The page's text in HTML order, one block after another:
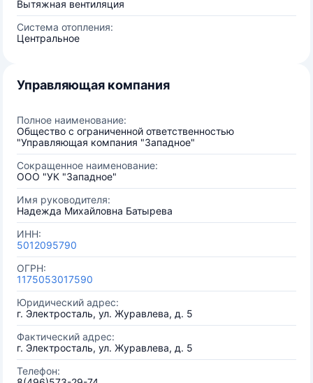
Вытяжная вентиляция
Система отопления:
Центральное
Управляющая компания
Полное наименование:
Общество с ограниченной ответственностью
"Управляющая компания "Западное"
Сокращенное наименование:
ООО "УК "Западное"
Имя руководителя:
Надежда Михайловна Батырева
ИНН:
5012095790
ОГРН:
1175053017590
Юридический адрес:
г. Электросталь, ул. Журавлева, д. 5
Фактический адрес:
г. Электросталь, ул. Журавлева, д. 5
Телефон: